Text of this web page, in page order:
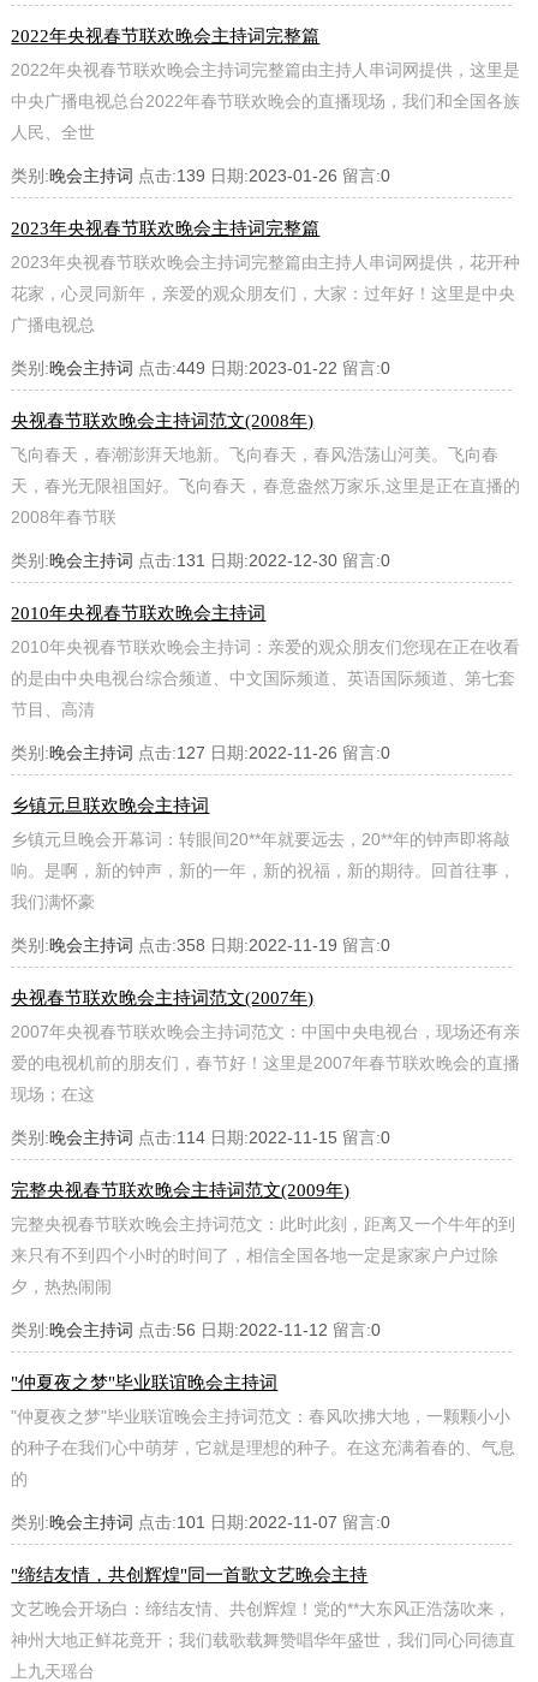
2022年央视春节联欢晚会主持词完整篇
2022年央视春节联欢晚会主持词完整篇由主持人串词网提供，这里是
中央广播电视总台2022年春节联欢晚会的直播现场，我们和全国各族
人民、全世
类别:晚会主持词 点击:139 日期:2023-01-26 留言:0
2023年央视春节联欢晚会主持词完整篇
2023年央视春节联欢晚会主持词完整篇由主持人串词网提供，花开种
花家，心灵同新年，亲爱的观众朋友们，大家：过年好！这里是中央
广播电视总
类别:晚会主持词 点击:449 日期:2023-01-22 留言:0
央视春节联欢晚会主持词范文(2008年)
飞向春天，春潮澎湃天地新。飞向春天，春风浩荡山河美。飞向春
天，春光无限祖国好。飞向春天，春意盎然万家乐,这里是正在直播的
2008年春节联
类别:晚会主持词 点击:131 日期:2022-12-30 留言:0
2010年央视春节联欢晚会主持词
2010年央视春节联欢晚会主持词：亲爱的观众朋友们您现在正在收看
的是由中央电视台综合频道、中文国际频道、英语国际频道、第七套
节目、高清
类别:晚会主持词 点击:127 日期:2022-11-26 留言:0
乡镇元旦联欢晚会主持词
乡镇元旦晚会开幕词：转眼间20**年就要远去，20**年的钟声即将敲
响。是啊，新的钟声，新的一年，新的祝福，新的期待。回首往事，
我们满怀豪
类别:晚会主持词 点击:358 日期:2022-11-19 留言:0
央视春节联欢晚会主持词范文(2007年)
2007年央视春节联欢晚会主持词范文：中国中央电视台，现场还有亲
爱的电视机前的朋友们，春节好！这里是2007年春节联欢晚会的直播
现场；在这
类别:晚会主持词 点击:114 日期:2022-11-15 留言:0
完整央视春节联欢晚会主持词范文(2009年)
完整央视春节联欢晚会主持词范文：此时此刻，距离又一个牛年的到
来只有不到四个小时的时间了，相信全国各地一定是家家户户过除
夕，热热闹闹
类别:晚会主持词 点击:56 日期:2022-11-12 留言:0
"仲夏夜之梦"毕业联谊晚会主持词
"仲夏夜之梦"毕业联谊晚会主持词范文：春风吹拂大地，一颗颗小小
的种子在我们心中萌芽，它就是理想的种子。在这充满着春的、气息
的
类别:晚会主持词 点击:101 日期:2022-11-07 留言:0
"缔结友情，共创辉煌"同一首歌文艺晚会主持
文艺晚会开场白：缔结友情、共创辉煌！党的**大东风正浩荡吹来，
神州大地正鲜花竟开；我们载歌载舞赞唱华年盛世，我们同心同德直
上九天瑶台